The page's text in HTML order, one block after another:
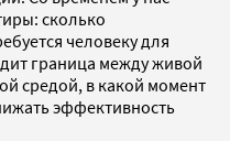
сколько
человеку для
граница между живой
средой, в какой момент
эффективность